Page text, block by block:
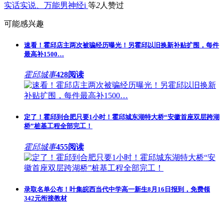
实话实说、 万能男神经i 等2人赞过
可能感兴趣
速看！霍邱店主两次被骗经历曝光！另霍邱以旧换新补贴扩围，每件
最高补1500…
霍邱城事428阅读
定了！霍邱到合肥只要1小时！霍邱城东湖特大桥“安徽首座双层跨湖
桥”桩基工程全部完工！
霍邱城事455阅读
录取名单公布！叶集皖西当代中学高一新生8月16日报到，免费领
342元衔接教材